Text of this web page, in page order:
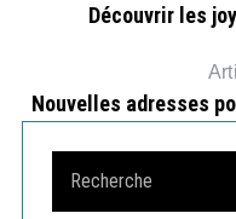
Découvrir les
Nouvelles adresses